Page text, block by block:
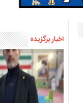
اخبار برگزیده